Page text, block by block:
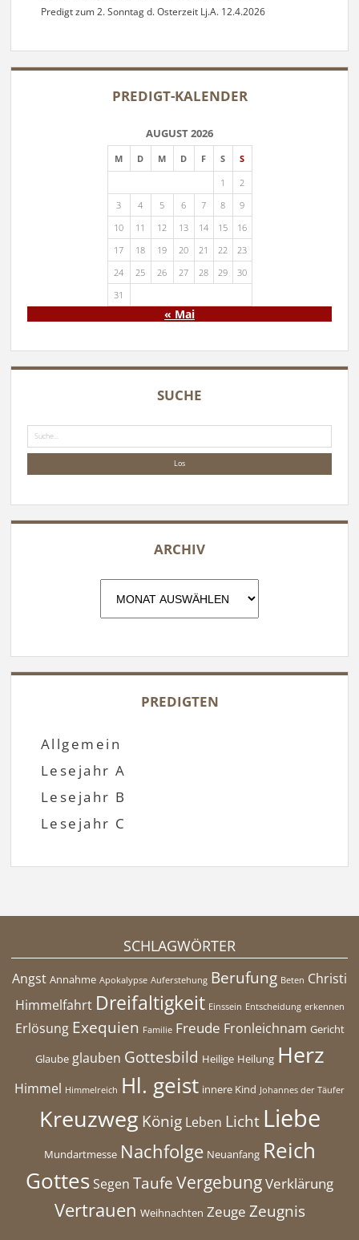
Predigt zum 2. Sonntag d. Osterzeit Lj.A. 12.4.2026
PREDIGT-KALENDER
AUGUST 2026
M D M D F S
S
1
2
3
4 5 6 7 8
9
10
11 12 13 14 15
16
17
18 19 20 21 22
23
24
25 26 27 28 29
30
31
« Mai
SUCHE
Suche
ARCHIV
PREDIGTEN
Allgemein
Lesejahr A
Lesejahr B
Lesejahr C
SCHLAGWÖRTER
Angst Annahme Apokalypse Auferstehung Berufung Beten Christi
Himmelfahrt Dreifaltigkeit Einssein Entscheidung erkennen
Erlösung Exequien Familie Freude Fronleichnam Gericht
Glaube glauben Gottesbild Heilige Heilung Herz
Himmel Himmelreich Hl. geist innere Kind Johannes der Täufer
Kreuzweg König Leben Licht Liebe
Mundartmesse Nachfolge Neuanfang Reich
Gottes Segen TaufeVergebungVerklärung
Vertrauen Weihnachten Zeuge Zeugnis